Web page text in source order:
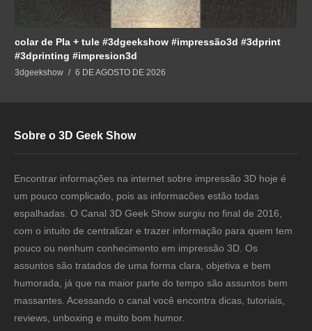
colar de Pla + tule #3dgeekshow #impressão3d #3dprint
#3dprinting #impresion3d
3dgeekshow 6 DE AGOSTO DE 2026
Sobre o 3D Geek Show
Encontrar informações na internet sobre impressão 3D hoje é
um pouco complicado, pois as informacões estão todas
espalhadas. O Canal 3D Geek Show surgiu no final de 2016,
com o intuito de centralizar e trazer informação para quem tem
pouco ou nenhum conhecimento em impressão 3D. Os
assuntos são tratados de uma forma clara, objetiva e bem
humorada, já que na maior parte do tempo são assuntos bem
massantes. Acessando o canal você encontra dicas, tutoriais,
reviews, unboxing e muito bom humor.